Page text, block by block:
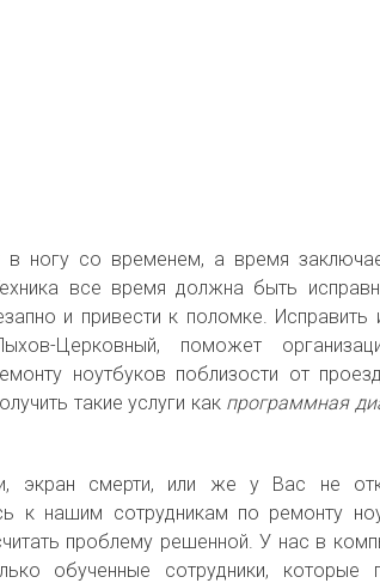
ногу со временем, а время
все время должна быть
и привести к поломке. Исправить
Церковный, поможет
ноутбуков поблизости от
такие услуги как программная
экран смерти, или же у Вас не
к нашим сотрудникам по ремонту
проблему решенной. У нас в
обученные сотрудники, которые